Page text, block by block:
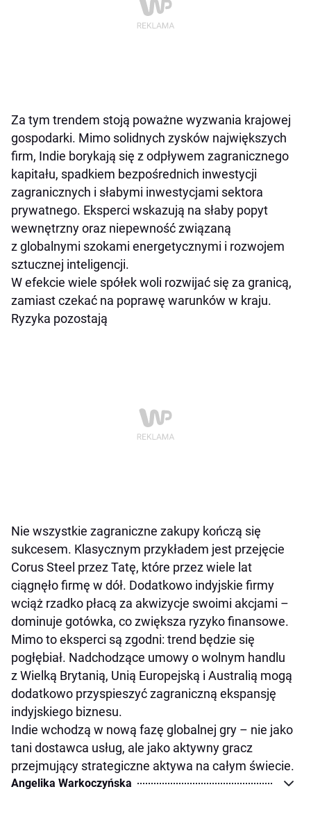
Za tym trendem stoją poważne wyzwania krajowej
gospodarki. Mimo solidnych zysków największych
firm, Indie borykają się z odpływem zagranicznego
kapitału, spadkiem bezpośrednich inwestycji
zagranicznych i słabymi inwestycjami sektora
prywatnego. Eksperci wskazują na słaby popyt
wewnętrzny oraz niepewność związaną
z globalnymi szokami energetycznymi i rozwojem
sztucznej inteligencji.
W efekcie wiele spółek woli rozwijać się za granicą,
zamiast czekać na poprawę warunków w kraju.
Ryzyka pozostają
Nie wszystkie zagraniczne zakupy kończą się
sukcesem. Klasycznym przykładem jest przejęcie
Corus Steel przez Tatę, które przez wiele lat
ciągnęło firmę w dół. Dodatkowo indyjskie firmy
wciąż rzadko płacą za akwizycje swoimi akcjami –
dominuje gotówka, co zwiększa ryzyko finansowe.
Mimo to eksperci są zgodni: trend będzie się
pogłębiał. Nadchodzące umowy o wolnym handlu
z Wielką Brytanią, Unią Europejską i Australią mogą
dodatkowo przyspieszyć zagraniczną ekspansję
indyjskiego biznesu.
Indie wchodzą w nową fazę globalnej gry – nie jako
tani dostawca usług, ale jako aktywny gracz
przejmujący strategiczne aktywa na całym świecie.
Angelika Warkoczyńska